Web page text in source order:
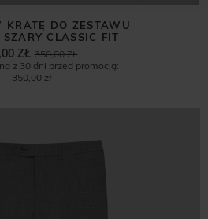
KRATĘ DO ZESTAWU
CLASSIC FIT
350,00 ZŁ
ZŁ
z 30 dni przed promocją:
350,00 zł